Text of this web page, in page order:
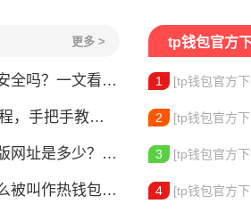
更多 >
一文看懂真实风险
教你完成身份验证
？一文教你安全下载
热钱包？一文讲清楚
tp钱包官方
1 [tp钱包官方
2 [tp钱包官方
3 [tp钱包官方
4 [tp钱包官方